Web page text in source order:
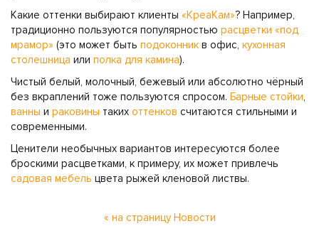
Какие оттенки выбирают клиенты «КреаКам»? Например,
традиционно пользуются популярностью расцветки «под
мрамор» (это может быть подоконник в офис, кухонная
столешница или полка для камина).
Чистый белый, молочный, бежевый или абсолютно чёрный
без вкраплений тоже пользуются спросом. Барные стойки,
ванны и раковины таких оттенков считаются стильными и
современными.
Ценители необычных вариантов интересуются более
броскими расцветками, к примеру, их может привлечь
садовая мебель цвета рыжей кленовой листвы.
« на страницу Новости